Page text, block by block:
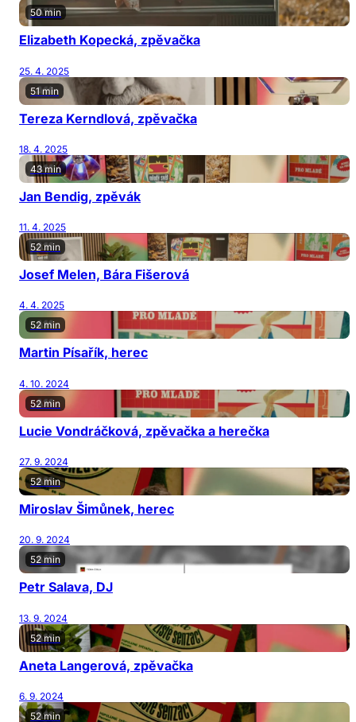
50 min
Elizabeth Kopecká, zpěvačka
25. 4. 2025
51 min
Tereza Kerndlová, zpěvačka
18. 4. 2025
43 min
Jan Bendig, zpěvák
11. 4. 2025
52 min
Josef Melen, Bára Fišerová
4. 4. 2025
52 min
Martin Písařík, herec
4. 10. 2024
52 min
Lucie Vondráčková, zpěvačka a herečka
27. 9. 2024
52 min
Miroslav Šimůnek, herec
20. 9. 2024
52 min
Petr Salava, DJ
13. 9. 2024
52 min
Aneta Langerová, zpěvačka
6. 9. 2024
52 min